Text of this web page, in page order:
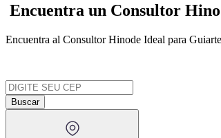
Encuentra un Consultor
Encuentra al Consultor Hinode Ideal para
Buscar